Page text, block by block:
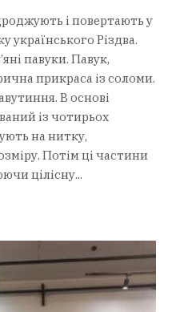
і повертають у
українського Різдва.
павуки. Павук,
прикраса із соломи.
В основі
із чотирьох
на нитку,
Потім ці частини
цілісну...